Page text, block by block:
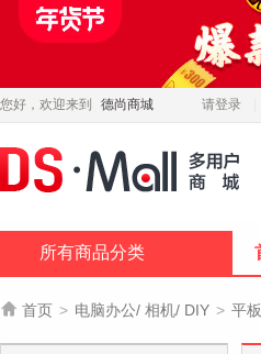
您好，欢迎来到 德尚商城 请登录
所有商品分类
 首页 > 电脑办公/ 相机/ DIY > 平